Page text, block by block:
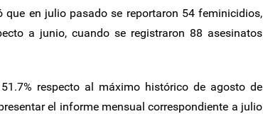
que en julio pasado se reportaron 54 feminicidios,
a junio, cuando se registraron 88 asesinatos
respecto al máximo histórico de agosto de
el informe mensual correspondiente a julio